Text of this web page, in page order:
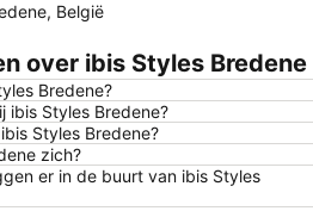
Vlissingen
Grand Casino Knokke
Visserskaai
Het Witte Paard : Three Degrees
Centrum
Zoutelande strand
België
over ibis Styles Bredene
Bredene?
ibis Styles Bredene?
Styles Bredene?
zich?
er in de buurt van ibis Styles